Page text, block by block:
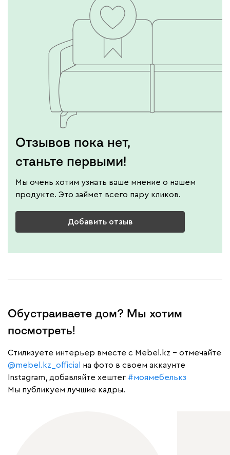
Отзывов пока нет,
станьте первыми!
Мы очень хотим узнать ваше мнение о нашем
продукте. Это займет всего пару кликов.
Добавить отзыв
Обустраиваете дом? Мы хотим
посмотреть!
Cтилизуете интерьер вместе с Mebel.kz – отмечайте
@mebel.kz_official
на фото в своем аккаунте
Instagram, добавляйте хештег #моямебелькз
Мы публикуем лучшие кадры.